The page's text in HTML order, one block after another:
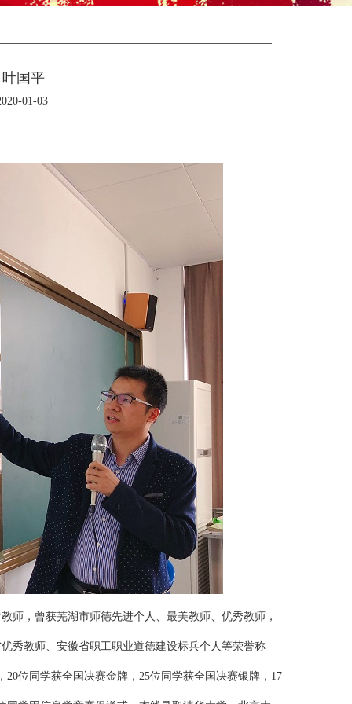
国平
01-03
师，曾获芜湖市师德先进个人、最美教师、优秀教师，
秀教师、安徽省职工职业道德建设标兵个人等荣誉称
位同学获全国决赛金牌，25位同学获全国决赛银牌，17